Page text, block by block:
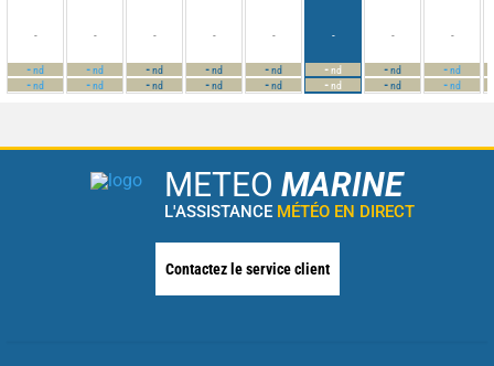
-
-nd
-nd
-
-nd
-nd
-
-nd
-nd
-
-nd
-nd
-
-nd
-nd
-
-nd
-nd
-
-nd
-nd
-
-nd
-nd
METEO MARINE
L'ASSISTANCE MÉTÉO EN DIRECT
Contactez le service client